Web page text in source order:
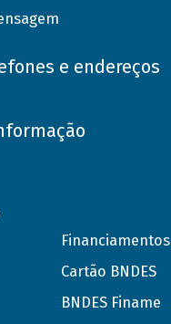
e endereços
Financiamentos
Cartão BNDES
BNDES Finame